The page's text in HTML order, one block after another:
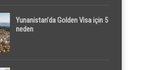
Yunanistan’da Golden Visa için 5
neden